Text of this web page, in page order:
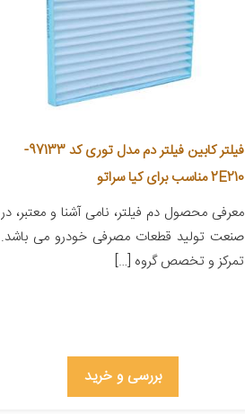
فیلتر کابین فیلتر دم مدل توری کد 97133-
2E210 مناسب برای کیا سراتو
معرفی محصول دم فیلتر، نامی آشنا و معتبر، در
صنعت تولید قطعات مصرفی خودرو می باشد.
تمرکز و تخصص گروه […]
بررسی و خرید